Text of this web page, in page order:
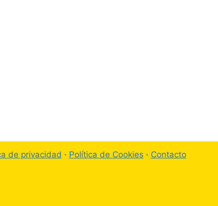
de privacidad · Política de Cookies · Contacto